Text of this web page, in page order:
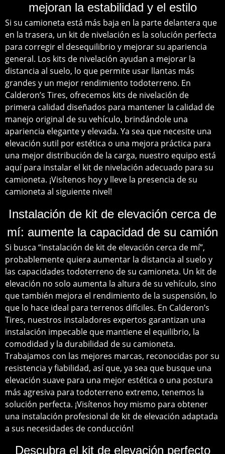
mejoran la estabilidad y el estilo
Si su camioneta está más baja en la parte delantera que
en la trasera, un kit de nivelación es la solución perfecta
para corregir el desequilibrio y mejorar su apariencia
general. Los kits de nivelación ayudan a mejorar la
distancia al suelo, lo que permite usar llantas más
grandes y un mejor rendimiento todoterreno. En
Calderon’s Tires, ofrecemos kits de nivelación de
primera calidad diseñados para mantener la calidad de
manejo original de su vehículo, brindándole una
apariencia elegante y elevada. Ya sea que necesite una
elevación sutil por estética o una mejora práctica para
una mejor distribución de la carga, nuestro equipo está
aquí para instalar el kit de nivelación adecuado para su
camioneta. ¡Visítenos hoy y lleve la presencia de su
camioneta al siguiente nivel!
Instalación de kit de elevación cerca de
mí: aumente la capacidad de su camión
Si busca “instalación de kit de elevación cerca de mí”,
probablemente quiera aumentar la distancia al suelo y
las capacidades todoterreno de su camioneta. Un kit de
elevación no solo aumenta la altura de su vehículo, sino
que también mejora el rendimiento de la suspensión, lo
que lo hace ideal para terrenos difíciles. En Calderon’s
Tires, nuestros instaladores expertos garantizan una
instalación impecable que mantiene el equilibrio, la
comodidad y la durabilidad de su camioneta.
Trabajamos con las mejores marcas, reconocidas por su
resistencia y fiabilidad, así que, ya sea que busque una
elevación suave para una mejor estética o una postura
más agresiva para todoterreno extremo, tenemos la
solución perfecta. ¡Visítenos hoy mismo para obtener
una instalación profesional de kit de elevación adaptada
a sus necesidades de conducción!
Descubra el kit de elevación perfecto